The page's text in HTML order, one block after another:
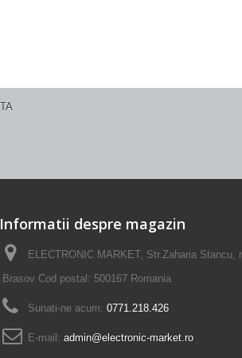
Informatii despre magazin
ELECTRONIC MARKET, Str.Zaharia Stancu,
Brasov Cod postal: 500167 Romania
Sunati-ne acum: 0771.218.426
E-mail: admin@electronic-market.ro